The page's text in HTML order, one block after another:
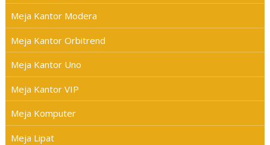
Meja Kantor Modera
Meja Kantor Orbitrend
Meja Kantor Uno
Meja Kantor VIP
Meja Komputer
Meja Lipat